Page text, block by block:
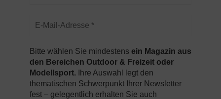
Bitte wählen Sie mindestens ein Magazin aus
den Bereichen Outdoor & Freizeit oder
Modellsport. Ihre Auswahl legt den
thematischen Schwerpunkt Ihrer Newsletter
fest – gelegentlich erhalten Sie auch